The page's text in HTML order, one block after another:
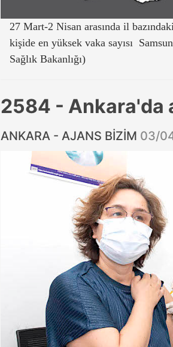
27 Mart-2 Nisan arasında il
kişide en yüksek vaka sayısı
Sağlık Bakanlığı)
2584 - Ankara'da
ANKARA - AJANS BİZİM 03/